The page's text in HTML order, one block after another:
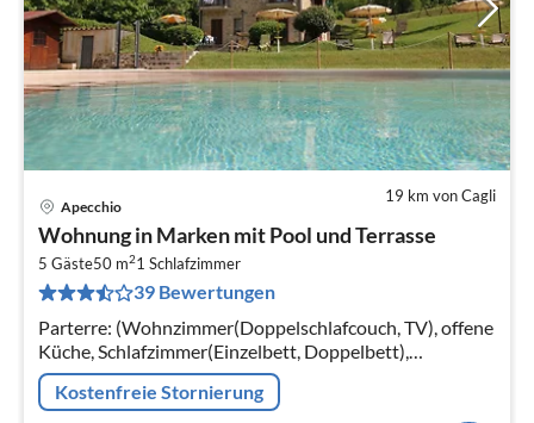
19 km von Cagli
Apecchio
Wohnung in Marken mit Pool und Terrasse
5 Gäste50 m21 Schlafzimmer
39 Bewertungen
Parterre: (Wohnzimmer(Doppelschlafcouch, TV), offene
Küche, Schlafzimmer(Einzelbett, Doppelbett),
Badezimmer(Dusche, Waschbecken, Toilette, Bidet))
Kostenfreie Stornierung